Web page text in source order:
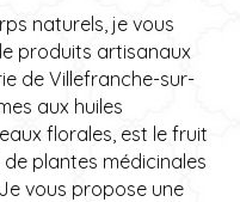
naturels, je vous
produits artisanaux
de Villefranche-sur-
aux huiles
florales, est le fruit
plantes médicinales
vous propose une